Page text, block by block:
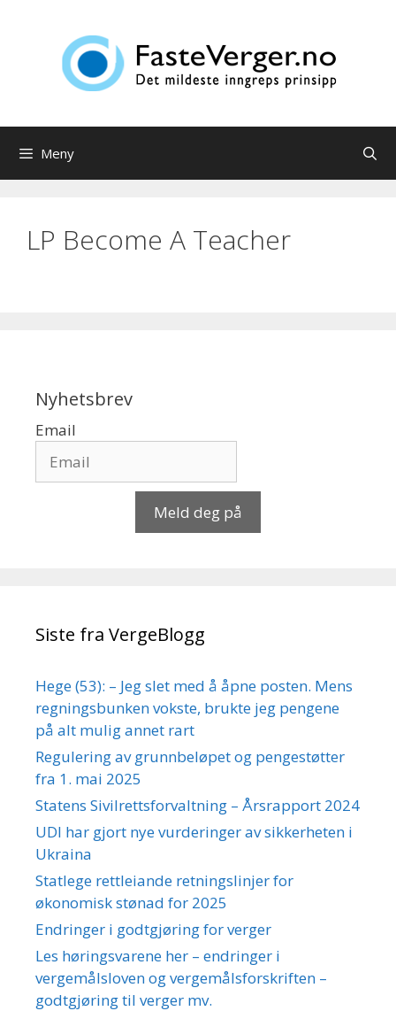
Meny
LP Become A Teacher
Nyhetsbrev
Email
Meld deg på
Siste fra VergeBlogg
Hege (53): – Jeg slet med å åpne posten. Mens
regningsbunken vokste, brukte jeg pengene
på alt mulig annet rart
Regulering av grunnbeløpet og pengestøtter
fra 1. mai 2025
Statens Sivilrettsforvaltning – Årsrapport 2024
UDI har gjort nye vurderinger av sikkerheten i
Ukraina
Statlege rettleiande retningslinjer for
økonomisk stønad for 2025
Endringer i godtgjøring for verger
Les høringsvarene her – endringer i
vergemålsloven og vergemålsforskriften –
godtgjøring til verger mv.